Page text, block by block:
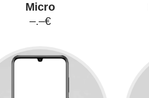
Micro
–.–€